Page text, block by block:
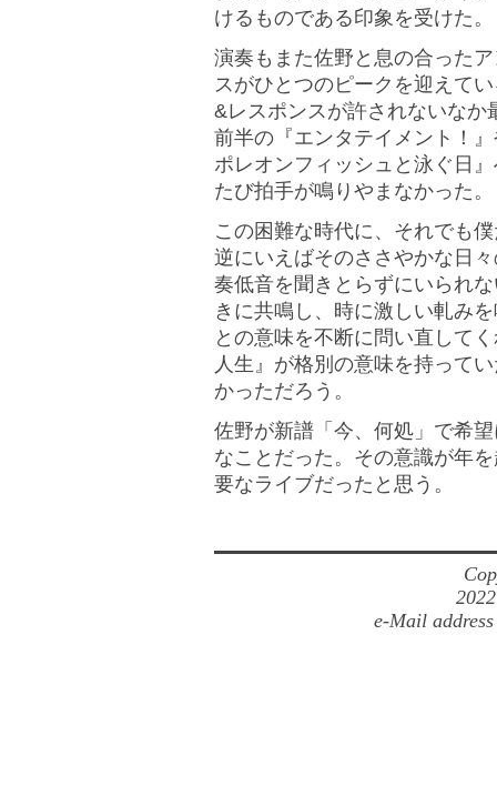
けるものである印象を受けた。
演奏もまた佐野と息の合った
スがひとつのピークを迎えて
&レスポンスが許されないな
前半の『エンタテイメント！
ポレオンフィッシュと泳ぐ日
たび拍手が鳴りやまなかった。
この困難な時代に、それでも
逆にいえばそのささやかな日
奏低音を聞きとらずにいられ
きに共鳴し、時に激しい軋み
との意味を不断に問い直して
人生』が格別の意味を持って
かっただろう。
佐野が新譜「今、何処」で希
なことだった。その意識が年
要なライブだったと思う。
e-Mail